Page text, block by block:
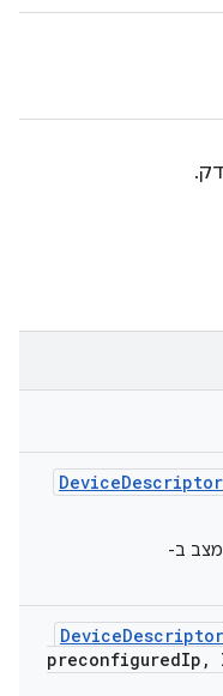
DeviceDescriptor
ב-
DeviceDescriptor
preconfiguredIp ,